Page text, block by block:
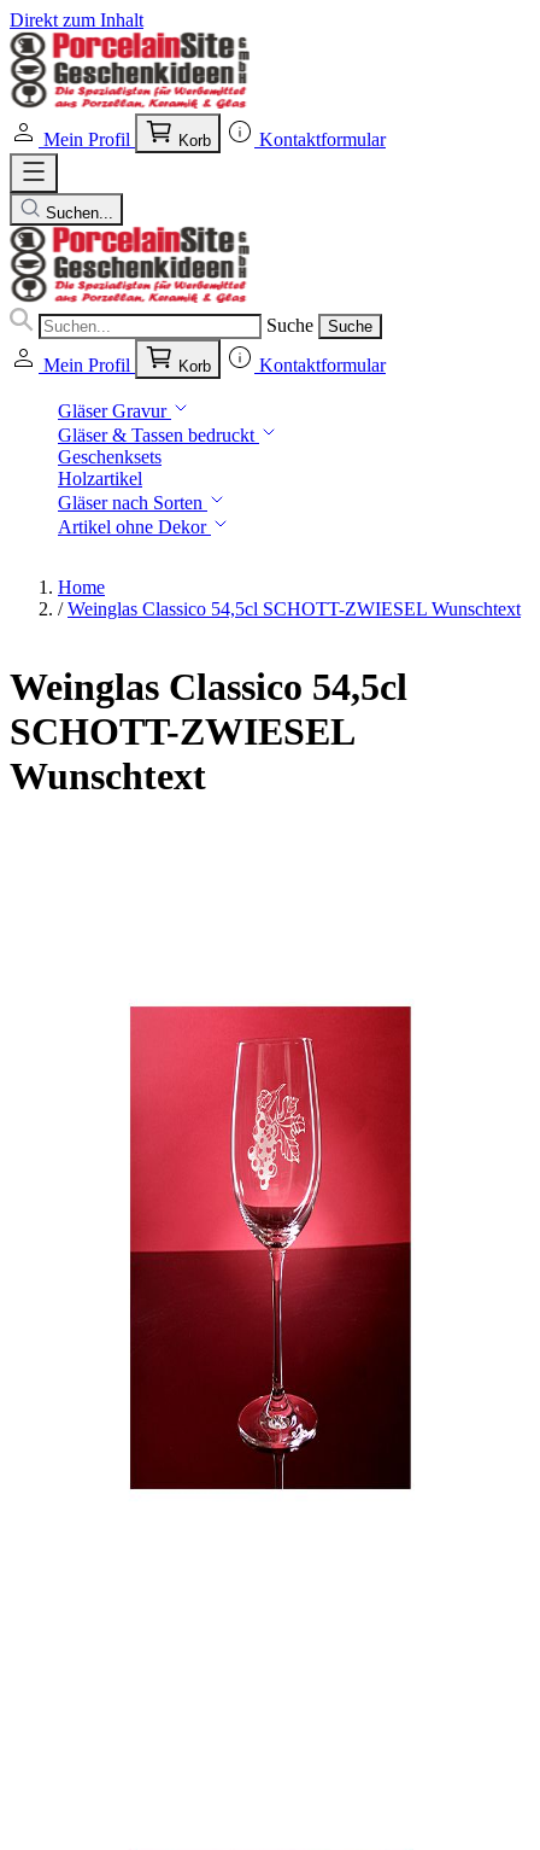
Direkt zum Inhalt
Mein Profil Korb Kontaktformular
Suchen...
Suche Suche
Mein Profil Korb Kontaktformular
Gläser Gravur
Gläser & Tassen bedruckt
Geschenksets
Holzartikel
Gläser nach Sorten
Artikel ohne Dekor
Home
/ Weinglas Classico 54,5cl SCHOTT-ZWIESEL Wunschtext
Weinglas Classico 54,5cl
SCHOTT-ZWIESEL
Wunschtext